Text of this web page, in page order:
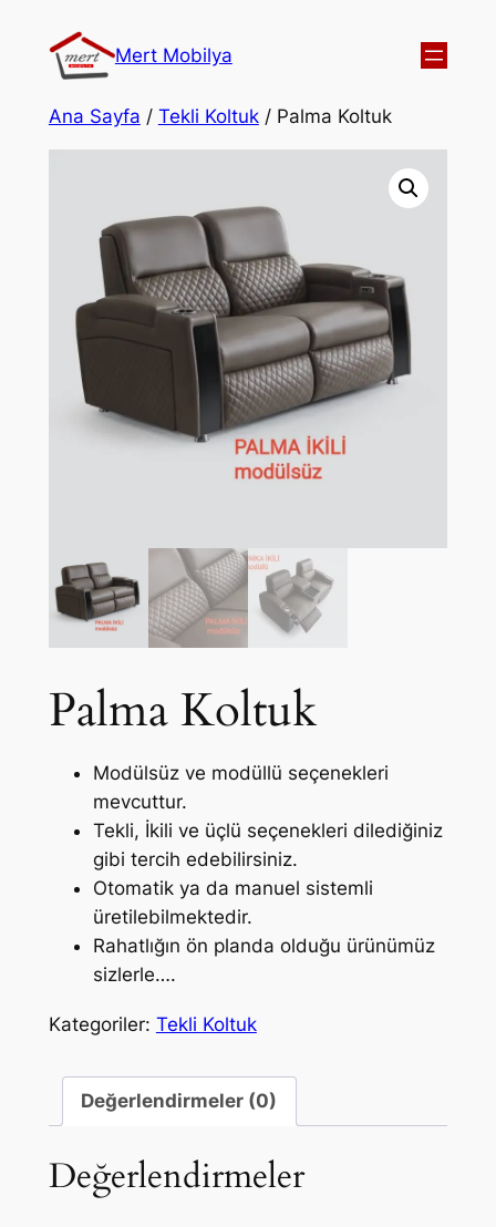
Mert Mobilya
Ana Sayfa / Tekli Koltuk/ Palma Koltuk
Palma Koltuk
Modülsüz ve modüllü seçenekleri
mevcuttur.
Tekli, İkili ve üçlü seçenekleri dilediğiniz
gibi tercih edebilirsiniz.
Otomatik ya da manuel sistemli
üretilebilmektedir.
Rahatlığın ön planda olduğu ürünümüz
sizlerle….
Kategoriler: Tekli Koltuk
Değerlendirmeler (0)
Değerlendirmeler